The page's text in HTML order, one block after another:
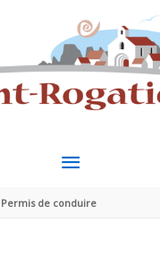
MENU
PRINCIPAL
Permis de conduire